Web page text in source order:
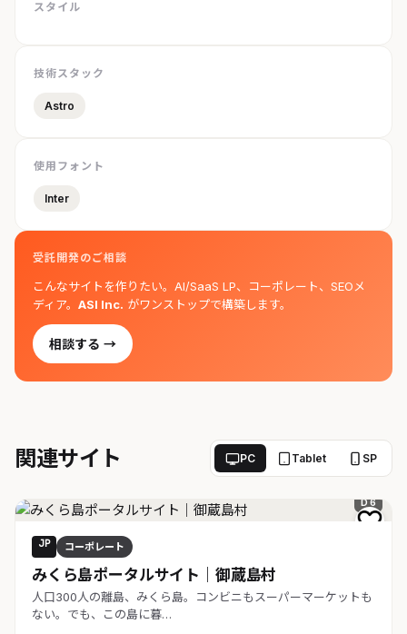
スタイル
技術スタック
Astro
使用フォント
Inter
受託開発のご相談
こんなサイトを作りたい。AI/SaaS LP、コーポレート、SEOメ
ディア。 ASI Inc. がワンストップで構築します。
相談する →
関連サイト PC Tablet SP
D 6
JP コーポレート
みくら島ポータルサイト｜御蔵島村
人口300人の離島、みくら島。コンビニもスーパーマーケットも
ない。でも、この島に暮…